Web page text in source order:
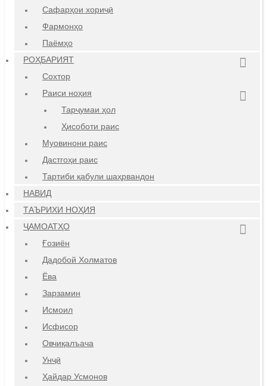
Сафарҳои хориҷӣ
Фармонҳо
Паёмҳо
РОҲБАРИЯТ
Сохтор
Раиси ноҳия
Тарҷумаи ҳол
Ҳисоботи раис
Муовинони раис
Дастгоҳи раис
Тартиби қабули шаҳрвандон
НАВИД
ТАЪРИХИ НОҲИЯ
ҶАМОАТҲО
Ғозиён
Дадобой Холматов
Ёва
Зарзамин
Исмоил
Исфисор
Овчиқалъача
Унҷӣ
Ҳайдар Усмонов